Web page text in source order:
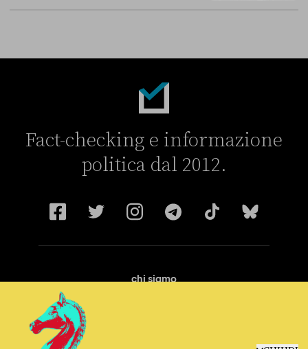
Fact-checking e informazione
politica dal 2012.
chi siamo